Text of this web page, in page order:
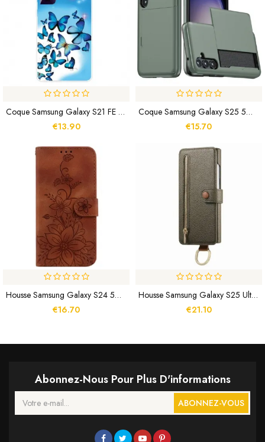
Coque Samsung Galaxy S21 FE Papillons Papillons
€13.90
Coque Samsung Galaxy S25 5G Porte-Carte Discret
€15.70
Housse Samsung Galaxy S24 5G Floralie À Lanière
€16.70
Housse Samsung Galaxy S25 Ultra 5G Portefeuille Protection RFID Avec Pochette Et Anneau
€21.10
Abonnez-Nous Pour Plus D'informations
ABONNEZ-VOUS